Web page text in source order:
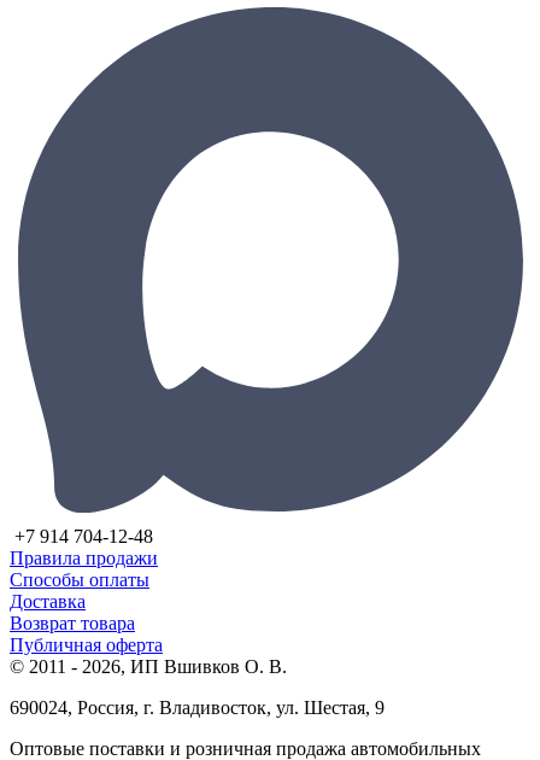
+7 914 704-12-48
Правила продажи
Способы оплаты
Доставка
Возврат товара
Публичная оферта
© 2011 - 2026, ИП Вшивков О. В.
690024, Россия, г. Владивосток, ул. Шестая, 9
Оптовые поставки и розничная продажа автомобильных